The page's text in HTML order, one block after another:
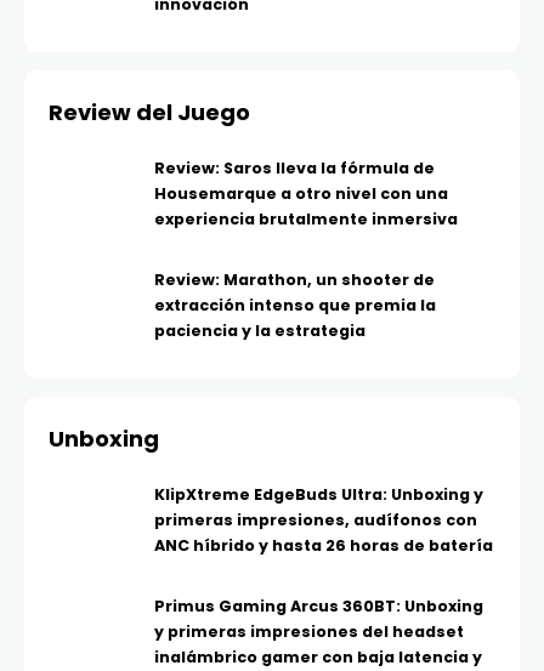
innovación
Review del Juego
Review: Saros lleva la fórmula de
Housemarque a otro nivel con una
experiencia brutalmente inmersiva
Review: Marathon, un shooter de
extracción intenso que premia la
paciencia y la estrategia
Unboxing
KlipXtreme EdgeBuds Ultra: Unboxing y
primeras impresiones, audífonos con
ANC híbrido y hasta 26 horas de batería
Primus Gaming Arcus 360BT: Unboxing
y primeras impresiones del headset
inalámbrico gamer con baja latencia y